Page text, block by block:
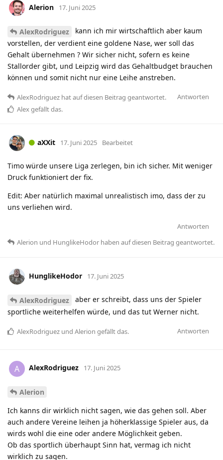
Alerion 17. Juni 2025
AlexRodriguez
kann ich mir wirtschaftlich aber kaum
vorstellen, der verdient eine goldene Nase, wer soll das
Gehalt übernehmen ? Wir sicher nicht, sofern es keine
Stallorder gibt, und Leipzig wird das Gehaltbudget brauchen
können und somit nicht nur eine Leihe anstreben.
Antworten
AlexRodriguez hatauf diesen Beitrag geantwortet.
Alexgefällt das.
aXXit 17. Juni 2025 Bearbeitet
Timo würde unsere Liga zerlegen, bin ich sicher. Mit weniger
Druck funktioniert der fix.
Edit: Aber natürlich maximal unrealistisch imo, dass der zu
uns verliehen wird.
Antworten
Alerion und HunglikeHodor haben auf diesen Beitrag geantwortet.
HunglikeHodor 17. Juni 2025
AlexRodriguez
aber er schreibt, dass uns der Spieler
sportliche weiterhelfen würde, und das tut Werner nicht.
Antworten
AlexRodriguez und Alerion gefällt das.
A AlexRodriguez 17. Juni 2025
Alerion
Ich kanns dir wirklich nicht sagen, wie das gehen soll. Aber
auch andere Vereine leihen ja höherklassige Spieler aus, da
wirds wohl die eine oder andere Möglichkeit geben.
Ob das sportlich überhaupt Sinn hat, vermag ich nicht
wirklich zu sagen.